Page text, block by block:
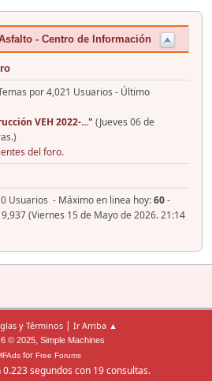
- Centro de Información
por 4,021 Usuarios - Último
VEH 2022-..." (Jueves 06 de
del foro.
Usuarios - Máximo en linea hoy:60-
(Viernes 15 de Mayo de 2026. 21:14
y Términos | Ir Arriba ▲
© 2025, Simple Machines
for Free Forums
segundos con 19 consultas.